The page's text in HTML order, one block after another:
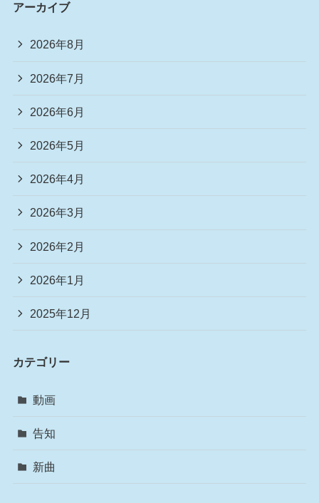
アーカイブ
2026年8月
2026年7月
2026年6月
2026年5月
2026年4月
2026年3月
2026年2月
2026年1月
2025年12月
カテゴリー
動画
告知
新曲